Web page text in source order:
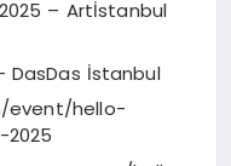
2025 – Artİstanbul
DasDas İstanbul
event/hello-